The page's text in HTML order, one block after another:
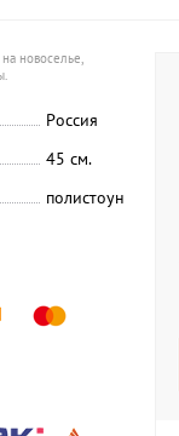
новоселье,
Россия
45 см.
полистоун